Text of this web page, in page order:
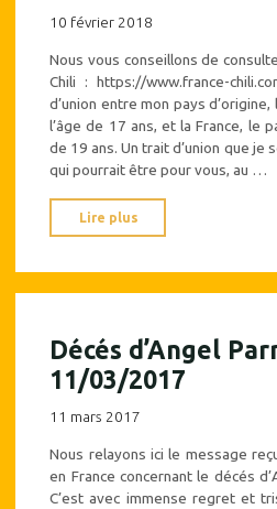
vélo"
10 février 2018
Nous vous conseillons de
Chili : https://www.france-
d’union entre mon pays d’origine,
l’âge de 17 ans, et la France, le
de 19 ans. Un trait d’union que je
qui pourrait être pour vous, au …
Lire plus
sur
Chili"
Décés d’Angel
11/03/2017
11 mars 2017
Nous relayons ici le message
en France concernant le décés
C’est avec immense regret et